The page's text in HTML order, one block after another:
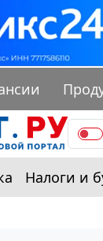
Налоги и